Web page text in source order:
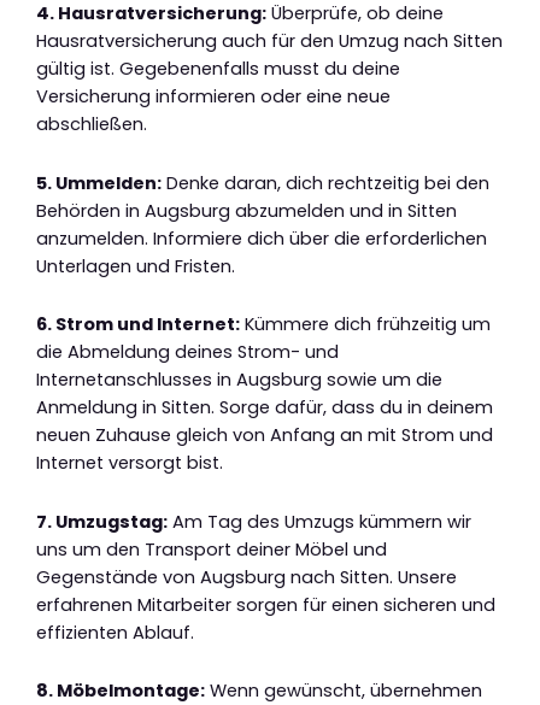
4. Hausratversicherung: Überprüfe, ob deine
Hausratversicherung auch für den Umzug nach Sitten
gültig ist. Gegebenenfalls musst du deine
Versicherung informieren oder eine neue
abschließen.
5. Ummelden: Denke daran, dich rechtzeitig bei den
Behörden in Augsburg abzumelden und in Sitten
anzumelden. Informiere dich über die erforderlichen
Unterlagen und Fristen.
6. Strom und Internet: Kümmere dich frühzeitig um
die Abmeldung deines Strom- und
Internetanschlusses in Augsburg sowie um die
Anmeldung in Sitten. Sorge dafür, dass du in deinem
neuen Zuhause gleich von Anfang an mit Strom und
Internet versorgt bist.
7. Umzugstag: Am Tag des Umzugs kümmern wir
uns um den Transport deiner Möbel und
Gegenstände von Augsburg nach Sitten. Unsere
erfahrenen Mitarbeiter sorgen für einen sicheren und
effizienten Ablauf.
8. Möbelmontage: Wenn gewünscht, übernehmen